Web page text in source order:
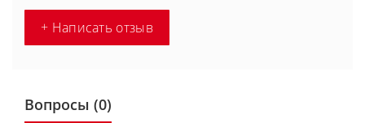
+ Написать отзыв
Вопросы (0)